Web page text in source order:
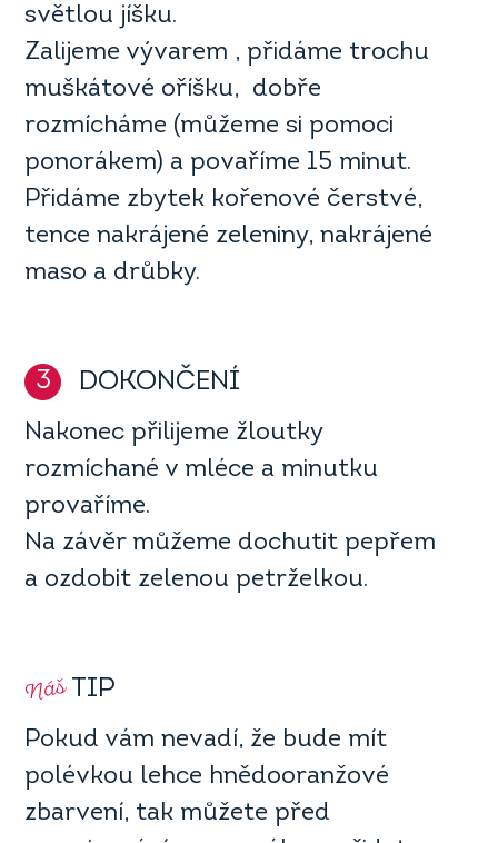
světlou jíšku.
Zalijeme vývarem , přidáme trochu
muškátové oříšku, dobře
rozmícháme (můžeme si pomoci
ponorákem) a povaříme 15 minut.
Přidáme zbytek kořenové čerstvé,
tence nakrájené zeleniny, nakrájené
maso a drůbky.
3 DOKONČENÍ
Nakonec přilijeme žloutky
rozmíchané v mléce a minutku
provaříme.
Na závěr můžeme dochutit pepřem
a ozdobit zelenou petrželkou.
NášTIP
Pokud vám nevadí, že bude mít
polévkou lehce hnědooranžové
zbarvení, tak můžete před